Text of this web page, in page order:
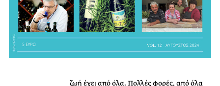
ζωή έχει από όλα. Πολλές φορές, από όλα